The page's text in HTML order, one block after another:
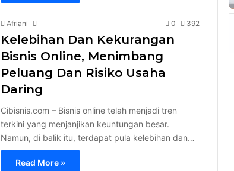
Afriani 0 392
Kelebihan Dan Kekurangan
Bisnis Online, Menimbang
Peluang Dan Risiko Usaha
Daring
Cibisnis.com – Bisnis online telah menjadi tren
terkini yang menjanjikan keuntungan besar.
Namun, di balik itu, terdapat pula kelebihan dan…
Read More »